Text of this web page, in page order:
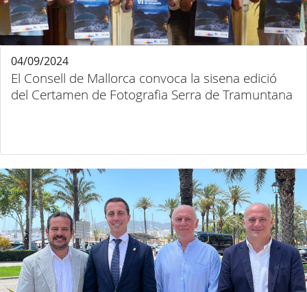
El Consell de Mallorca convoca la sisena edició
del Certamen de Fotografia Serra de Tramuntana
04/09/2024